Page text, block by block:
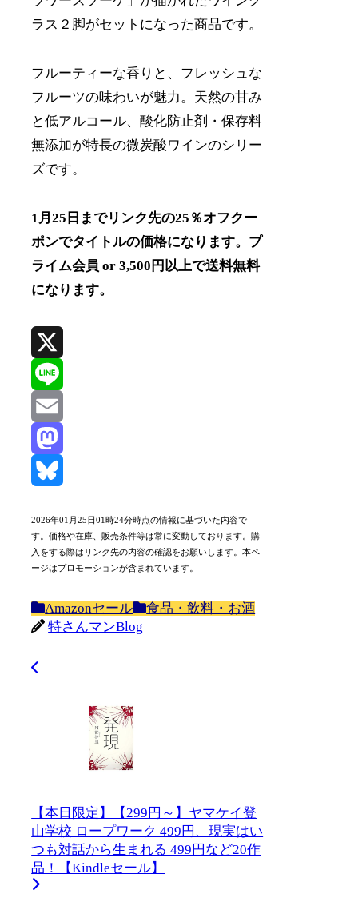
ラス２脚がセットになった商品です。
フルーティーな香りと、フレッシュな
フルーツの味わいが魅力。天然の甘み
と低アルコール、酸化防止剤・保存料
無添加が特長の微炭酸ワインのシリー
ズです。
1月25日までリンク先の25％オフクー
ポンでタイトルの価格になります。プ
ライム会員 or 3,500円以上で送料無料
になります。
X
Line
Email
Mastodon
2026年01月25日01時24分時点の情報に基づいた内容で
す。価格や在庫、販売条件等は常に変動しております。購
入をする際はリンク先の内容の確認をお願いします。本ペ
ージはプロモーションが含まれています。
Amazonセール
食品・飲料・お酒
特さんマンBlog
【本日限定】【299円～】ヤマケイ登
山学校 ロープワーク 499円、現実はい
つも対話から生まれる 499円など20作
品！【Kindleセール】